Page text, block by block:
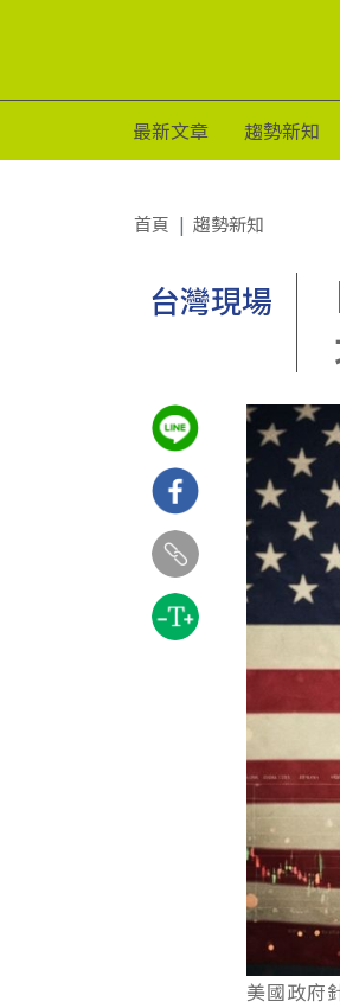
最新文章 趨勢新知
首頁 趨勢新知
台灣現場
美國政府